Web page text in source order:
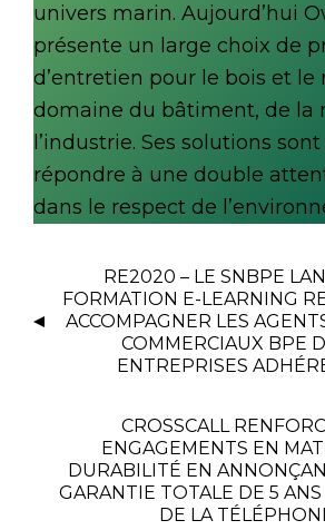
univers marin. Aujourd’hui
présente un large choix de
d’entretien pour le bois et le
domaine du bâtiment, de la
l’industrie. Ses solutions
répondre à une double
dans le respect de
RE2020 – LE SNBPE
FORMATION E-LEARNING
ACCOMPAGNER LES
COMMERCIAUX BPE
ENTREPRISES
CROSSCALL
ENGAGEMENTS EN
DURABILITÉ EN
GARANTIE TOTALE DE 5
DE LA